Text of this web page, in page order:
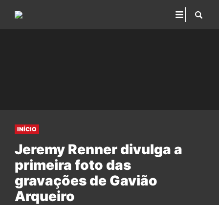
INÍCIO
Jeremy Renner divulga a
primeira foto das
gravações de Gavião
Arqueiro